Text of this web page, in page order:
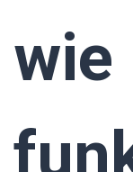
wie